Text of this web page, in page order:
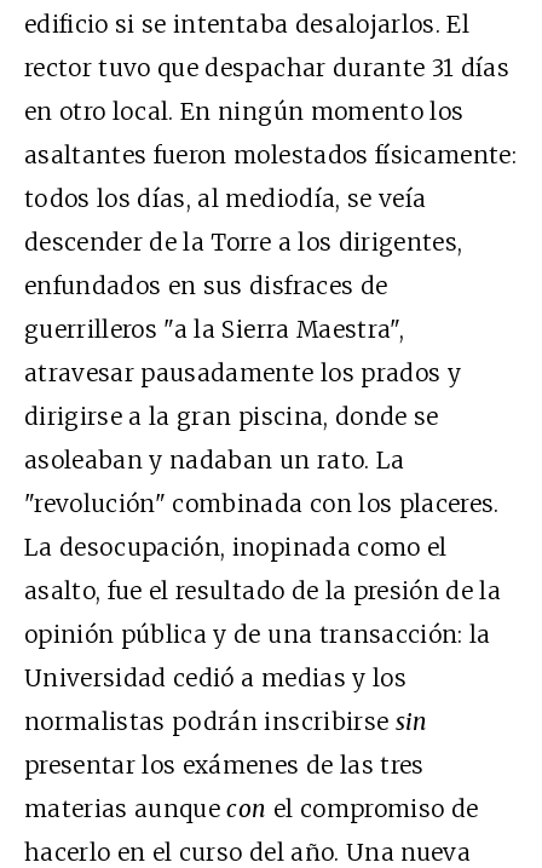
edificio si se intentaba desalojarlos. El
rector tuvo que despachar durante 31 días
en otro local. En ningún momento los
asaltantes fueron molestados físicamente:
todos los días, al mediodía, se veía
descender de la Torre a los dirigentes,
enfundados en sus disfraces de
guerrilleros "a la Sierra Maestra",
atravesar pausadamente los prados y
dirigirse a la gran piscina, donde se
asoleaban y nadaban un rato. La
"revolución" combinada con los placeres.
La desocupación, inopinada como el
asalto, fue el resultado de la presión de la
opinión pública y de una transacción: la
Universidad cedió a medias y los
normalistas podrán inscribirse sin
presentar los exámenes de las tres
materias aunquecon el compromiso de
hacerlo en el curso del año. Una nueva